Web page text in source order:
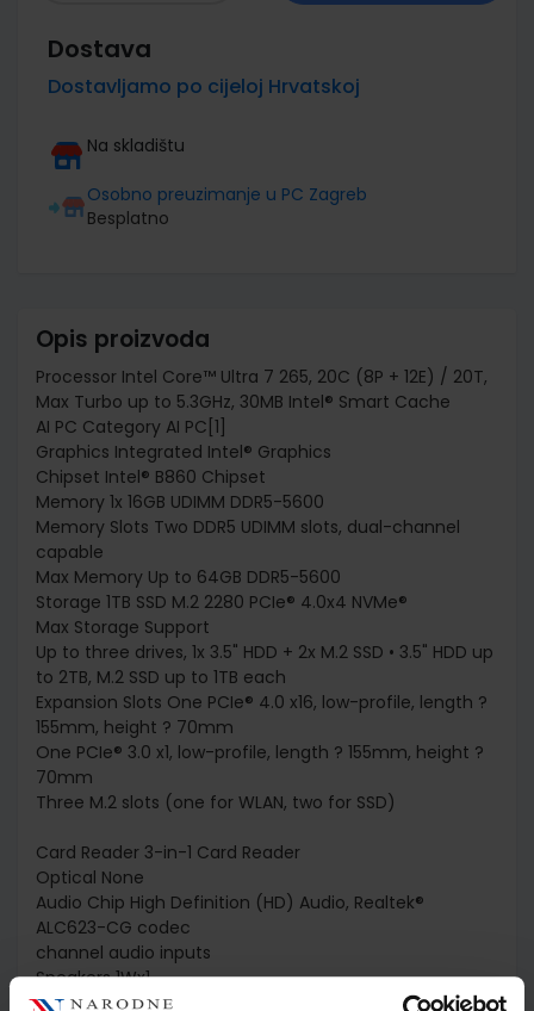
Dostava
Dostavljamo po cijeloj Hrvatskoj
Na skladištu
Osobno preuzimanje u PC Zagreb
Besplatno
Opis proizvoda
Processor Intel Core™ Ultra 7 265, 20C (8P + 12E) / 20T,
Max Turbo up to 5.3GHz, 30MB Intel® Smart Cache
AI PC Category AI PC[1]
Graphics Integrated Intel® Graphics
Chipset Intel® B860 Chipset
Memory 1x 16GB UDIMM DDR5-5600
Memory Slots Two DDR5 UDIMM slots, dual-channel
capable
Max Memory Up to 64GB DDR5-5600
Storage 1TB SSD M.2 2280 PCIe® 4.0x4 NVMe®
Max Storage Support
Up to three drives, 1x 3.5" HDD + 2x M.2 SSD • 3.5" HDD up
to 2TB, M.2 SSD up to 1TB each
Expansion Slots One PCIe® 4.0 x16, low-profile, length ?
155mm, height ? 70mm
One PCIe® 3.0 x1, low-profile, length ? 155mm, height ?
70mm
Three M.2 slots (one for WLAN, two for SSD)
Card Reader 3-in-1 Card Reader
Optical None
Audio Chip High Definition (HD) Audio, Realtek®
ALC623-CG codec
channel audio inputs
Speakers 1Wx1
Power Supply 260W 90%